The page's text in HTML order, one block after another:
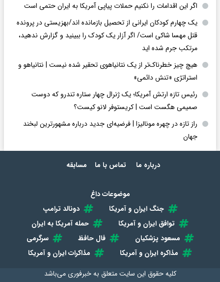
اگر این اقدامات را نکنیم حملات پیاپی آمریکا به ایران حتمی است
یک چهارم کودکان ایرانی از تحصیل بازمانده اند/بهزیستی در پرونده
قتل مهسا شاکی است/ اگر آزار یک کودک را ببینید و گزارش ندهید،
مرتکب جرم شده اید
هیچ چیز خطرناک‌تر از یک نتانیاهوی تحقیر شده نیست | نتانیاهو و
استراتژی «تنش دائمی»
رئیس تازه ارتش آمریکا؛ یک ژنرال چهار ستاره تندرو که دوست
صمیمی هگست است | کریستوفر لانو کیست؟
راز تازه در چهره مونالیزا | فرضیه‌ای جدید درباره مشهورترین لبخند
جهان
درباره ما تماس با ما مسابقه
موضوعات داغ
جنگ ایران و آمریکا
دونالد ترامپ
توافق ایران و آمریکا
حمله آمریکا به ایران
مسعود پزشکیان
فال حافظ
سرگرمی
مذاکره ایران و آمریکا
مذاکرات ایران و آمریکا
کلیه حقوق این سایت متعلق بهخبرفوری می‌باشد